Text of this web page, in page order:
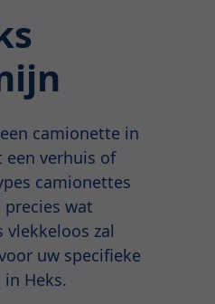
camionette in
een verhuis of
camionettes
wat
zal
uw specifieke
Heks.